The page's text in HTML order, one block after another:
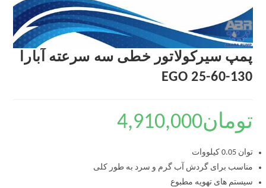
پمپ سیرکولاتور خطی سه سرعته آبارا
EGO 25-60-130
تومان4,910,000
توان 0.05 کیلووات
مناسب برای گردش آب گرم و سرد به طور کلی
سیستم های تهویه مطبوع